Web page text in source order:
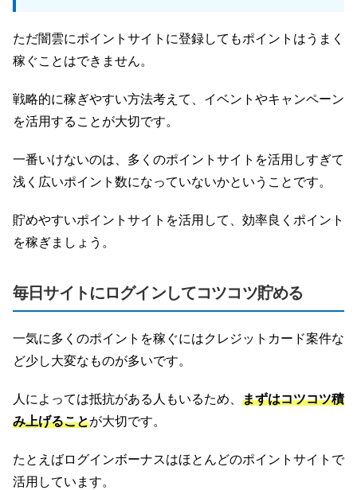
ただ闇雲にポイントサイトに登録してもポイントはうまく
稼ぐことはできません。
戦略的に稼ぎやすい方法考えて、イベントやキャンペーン
を活用することが大切です。
一番いけないのは、多くのポイントサイトを活用しすぎて
浅く広いポイント数になっていないかということです。
貯めやすいポイントサイトを活用して、効率良くポイント
を稼ぎましょう。
毎日サイトにログインしてコツコツ貯める
一気に多くのポイントを稼ぐにはクレジットカード案件な
ど少し大変なものが多いです。
人によっては抵抗がある人もいるため、 まずはコツコツ積
み上げることが大切です。
たとえばログインボーナスはほとんどのポイントサイトで
活用しています。